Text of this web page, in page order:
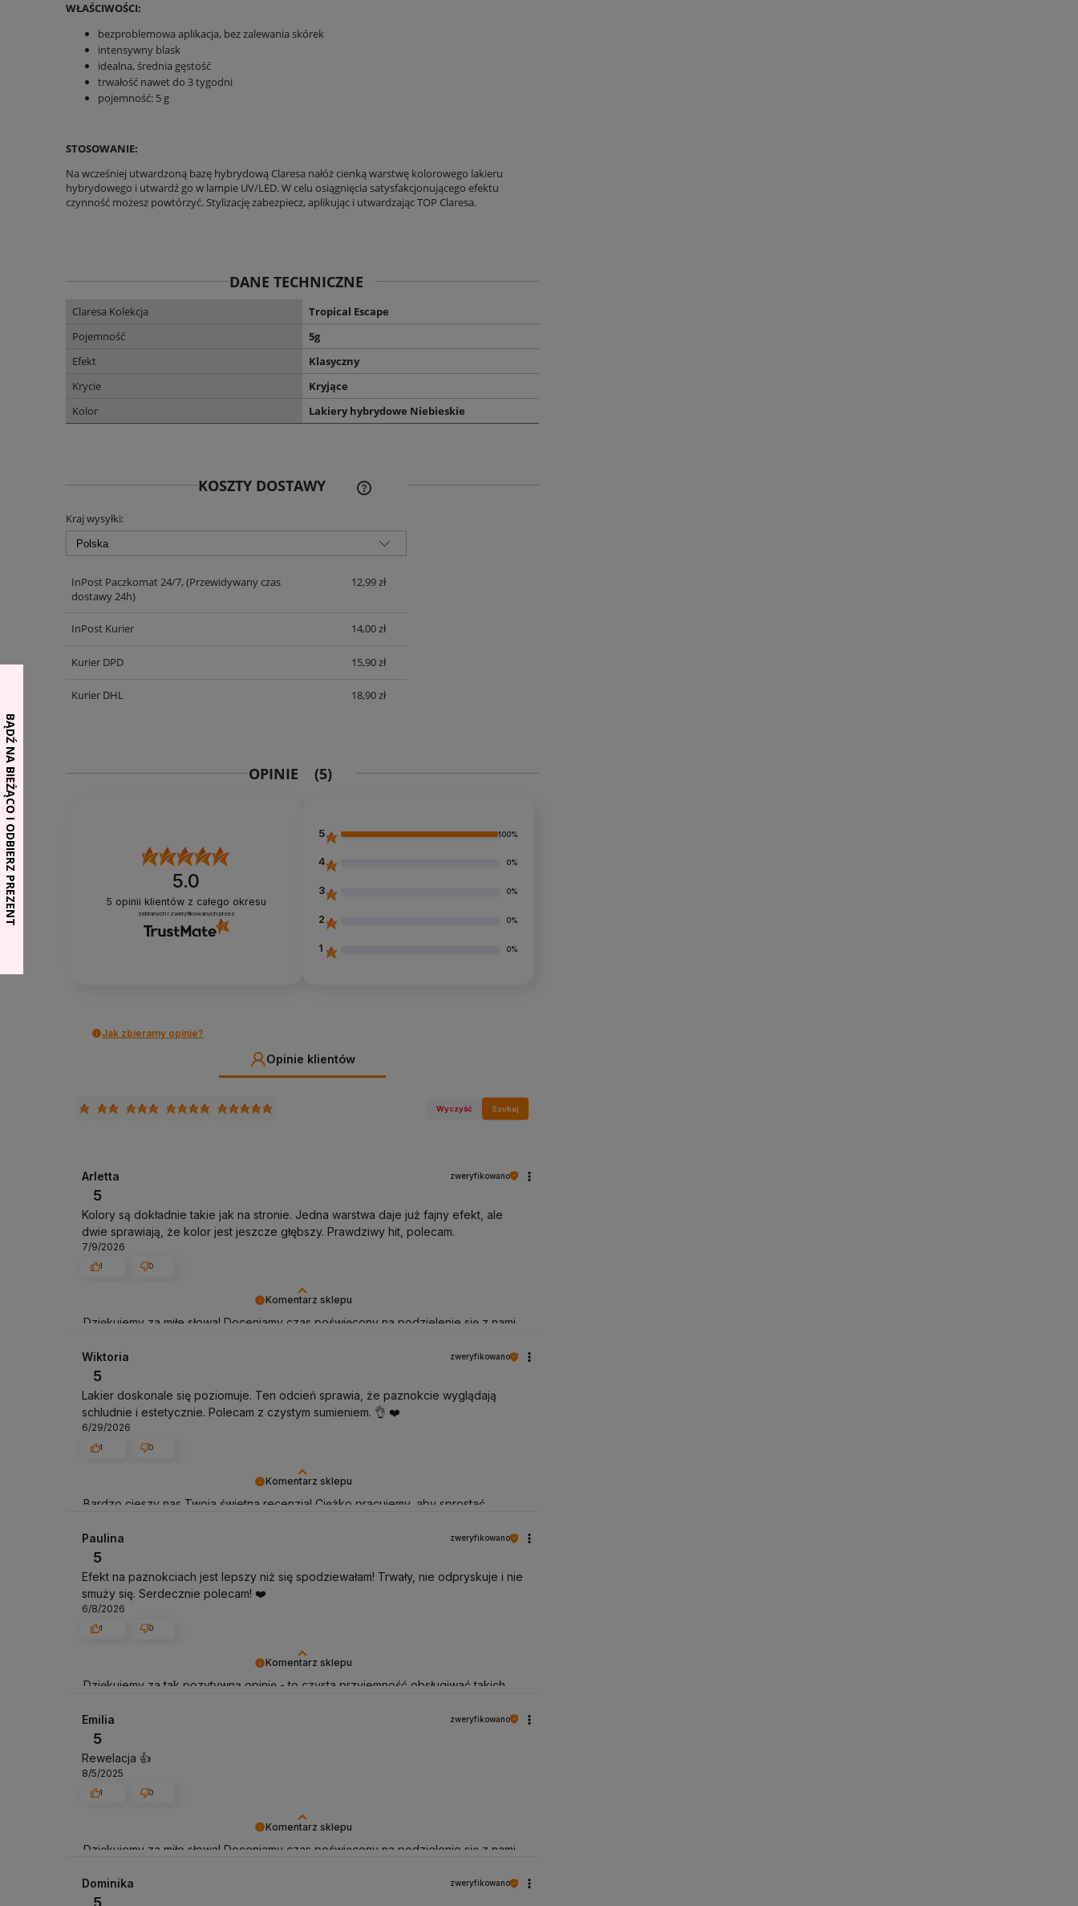
WŁAŚCIWOŚCI:
bezproblemowa aplikacja, bez zalewania skórek
intensywny blask
idealna, średnia gęstość
trwałość nawet do 3 tygodni
pojemność: 5 g
STOSOWANIE:
Na wcześniej utwardzoną bazę hybrydową Claresa nałóż cienką warstwę kolorowego lakieru
hybrydowego i utwardź go w lampie UV/LED. W celu osiągnięcia satysfakcjonującego efektu
czynność możesz powtórzyć. Stylizację zabezpiecz, aplikując i utwardzając TOP Claresa.
DANE TECHNICZNE
Claresa Kolekcja
Tropical Escape
Pojemność
5g
Efekt
Klasyczny
Krycie
Kryjące
Kolor
Lakiery hybrydowe Niebieskie
KOSZTY DOSTAWY
KOSZTÓW PŁATNOŚCI
Kraj wysyłki:
InPost Paczkomat 24/7, (Przewidywany czas
dostawy 24h)
12,99 zł
InPost Kurier 14,00 zł
Kurier DPD 15,90 zł
Kurier DHL 18,90 zł
OPINIE (5)
5.0
5 opinii klientów z całego okresu
zebranych i zweryfikowanych przez
5 100%
4 0%
3 0%
2 0%
1 0%
Jak zbieramy opinie?
Opinie klientów
Wyczyść Szukaj
Komentarz sklepu
Dziękujemy za miłe słowa! Doceniamy czas poświęcony na podzielenie się z nami
pozdrowieniami, obsługa sklepu.
Arletta zweryfikowano
5
Kolory są dokładnie takie jak na stronie. Jedna warstwa daje już fajny efekt, ale
dwie sprawiają, że kolor jest jeszcze głębszy. Prawdziwy hit, polecam.
7/9/2026
1 0
Komentarz sklepu
Bardzo cieszy nas Twoja świetna recenzja! Ciężko pracujemy, aby sprostać
Mamy nadzieję, że do nas wrócisz :) Pozdrawiamy
Wiktoria zweryfikowano
5
Lakier doskonale się poziomuje. Ten odcień sprawia, że paznokcie wyglądają
schludnie i estetycznie. Polecam z czystym sumieniem. 👌 ❤️
6/29/2026
1 0
Komentarz sklepu
Dziękujemy za tak pozytywną opinię - to czysta przyjemność obsługiwać takich
doświadczeniami. Do zobaczenia!
Paulina zweryfikowano
5
Efekt na paznokciach jest lepszy niż się spodziewałam! Trwały, nie odpryskuje i nie
smuży się. Serdecznie polecam! ❤️
6/8/2026
1 0
Komentarz sklepu
Dziękujemy za miłe słowa! Doceniamy czas poświęcony na podzielenie się z nami
pozdrowieniami, obsługa sklepu.
Emilia zweryfikowano
5
Rewelacja 👍️
8/5/2025
1 0
Dominika zweryfikowano